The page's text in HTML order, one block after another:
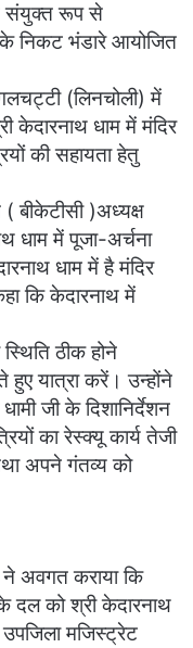
ने संयुक्त रूप से
के निकट भंडारे आयोजित
(लिनचोली) में
केदारनाथ धाम में मंदिर
की सहायता हेतु
( बीकेटीसी )अध्यक्ष
धाम में पूजा-अर्चना
धाम में है मंदिर
कि केदारनाथ में
स्थिति ठीक होने
हुए यात्रा करें। उन्होंने
जी के दिशानिर्देशन
का रेस्क्यू कार्य तेजी
अपने गंतव्य को
ने अवगत कराया कि
दल को श्री केदारनाथ
उपजिला मजिस्ट्रेट